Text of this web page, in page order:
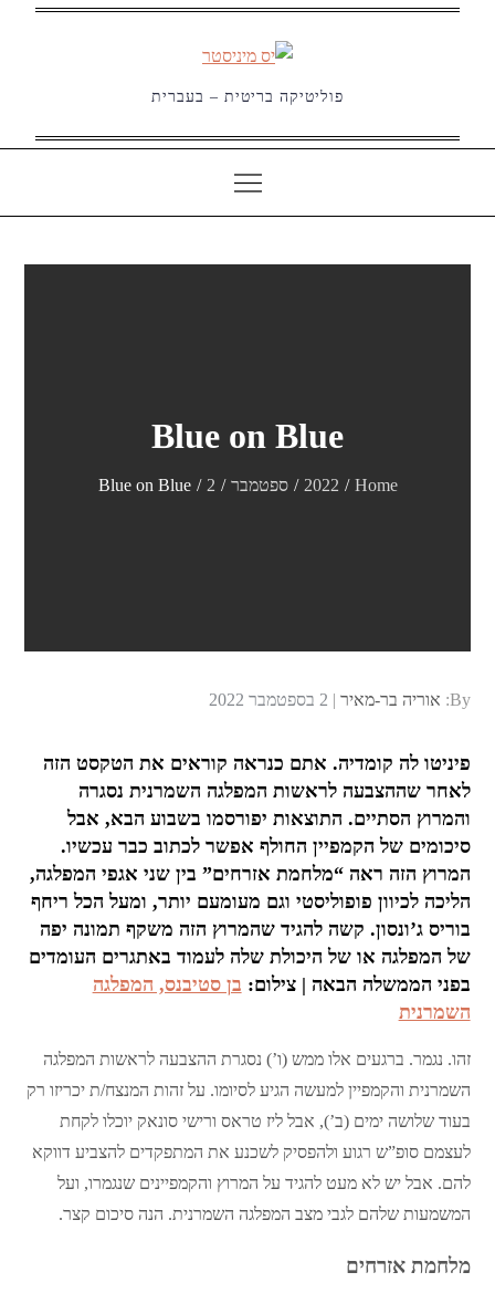
פוליטיקה בריטית – בעברית
Blue on Blue
Home
2022 ספטמבר 2
Blue on Blue
By: אוריה בר-מאיר
Posted
2 בספטמבר 2022
פיניטו לה קומדיה. אתם כנראה קוראים את הטקסט הזה
לאחר שההצבעה לראשות המפלגה השמרנית נסגרה
והמרוץ הסתיים. התוצאות יפורסמו בשבוע הבא, אבל
סיכומים של הקמפיין החולף אפשר לכתוב כבר עכשיו.
המרוץ הזה ראה “מלחמת אזרחים” בין שני אגפי המפלגה,
הליכה לכיוון פופוליסטי וגם מעומעם יותר, ומעל הכל ריחף
בוריס ג’ונסון. קשה להגיד שהמרוץ הזה משקף תמונה יפה
של המפלגה או של היכולת שלה לעמוד באתגרים העומדים
בפני הממשלה הבאה | צילום: בן סטיבנס, המפלגה
השמרנית
זהו. נגמר. ברגעים אלו ממש (ו’) נסגרת ההצבעה לראשות המפלגה
השמרנית והקמפיין למעשה הגיע לסיומו. על זהות המנצח/ת יכריזו רק
בעוד שלושה ימים (ב’), אבל ליז טראס ורישי סונאק יוכלו לקחת
לעצמם סופ”ש רגוע ולהפסיק לשכנע את המתפקדים להצביע דווקא
להם. אבל יש לא מעט להגיד על המרוץ והקמפיינים שנגמרו, ועל
המשמעות שלהם לגבי מצב המפלגה השמרנית. הנה סיכום קצר.
מלחמת אזרחים